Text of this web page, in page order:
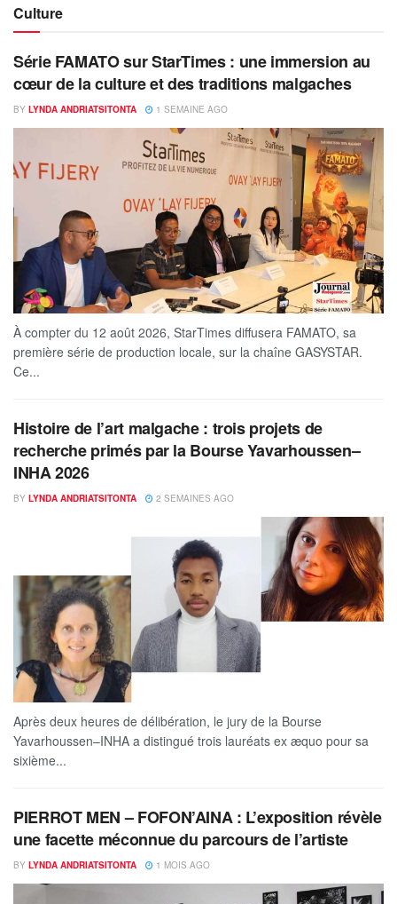
Culture
Série FAMATO sur StarTimes : une immersion au
cœur de la culture et des traditions malgaches
BY LYNDA ANDRIATSITONTA 1 SEMAINE AGO
À compter du 12 août 2026, StarTimes diffusera FAMATO, sa
première série de production locale, sur la chaîne GASYSTAR.
Ce...
Histoire de l’art malgache : trois projets de
recherche primés par la Bourse Yavarhoussen–
INHA 2026
BY LYNDA ANDRIATSITONTA 2 SEMAINES AGO
Après deux heures de délibération, le jury de la Bourse
Yavarhoussen–INHA a distingué trois lauréats ex æquo pour sa
sixième...
PIERROT MEN – FOFON’AINA : L’exposition révèle
une facette méconnue du parcours de l’artiste
BY LYNDA ANDRIATSITONTA 1 MOIS AGO